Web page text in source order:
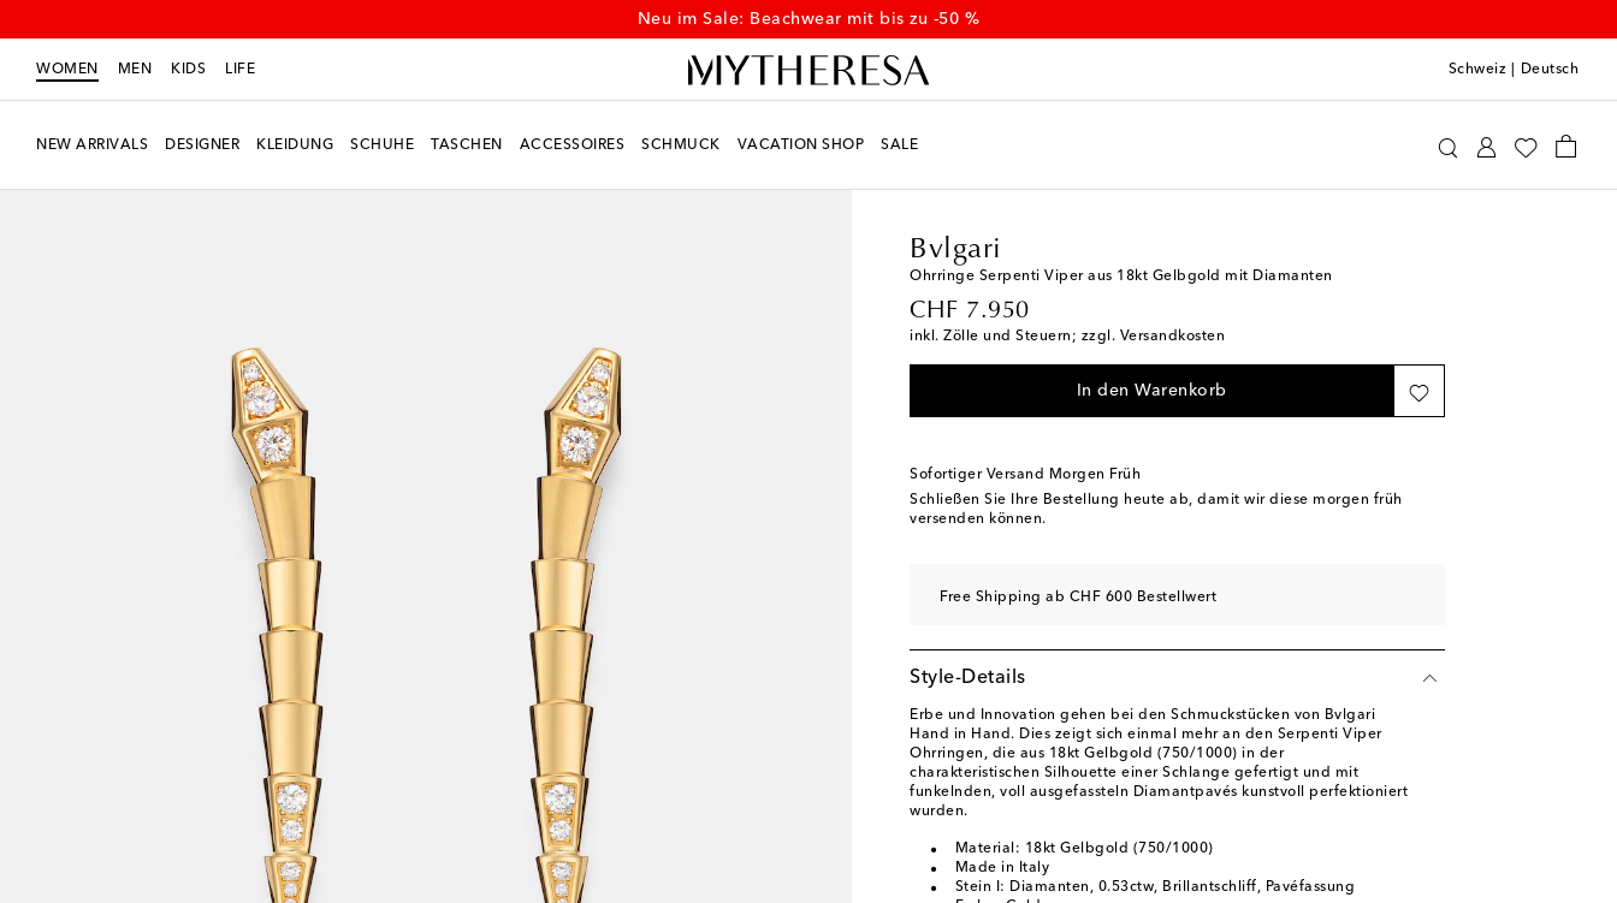
Entdecken Sie weitere Sommer-Styles im Sale
WOMEN MEN KIDS LIFE Schweiz Deutsch
NEW ARRIVALS DESIGNER KLEIDUNG SCHUHE TASCHEN ACCESSOIRES SCHMUCK VACATION SHOP SALE
Bvlgari
Ohrringe Serpenti Viper aus 18kt Gelbgold mit Diamanten
CHF 7.950
original price
inkl. Zölle und Steuern; zzgl. Versandkosten
In den Warenkorb
Sofortiger Versand Morgen Früh
Schließen Sie Ihre Bestellung heute ab, damit wir diese morgen früh
versenden können.
Free Shipping ab CHF 600 Bestellwert
Style-Details
Erbe und Innovation gehen bei den Schmuckstücken von Bvlgari
Hand in Hand. Dies zeigt sich einmal mehr an den Serpenti Viper
Ohrringen, die aus 18kt Gelbgold (750/1000) in der
charakteristischen Silhouette einer Schlange gefertigt und mit
funkelnden, voll ausgefassteln Diamantpavés kunstvoll perfektioniert
wurden.
Material: 18kt Gelbgold (750/1000)
Made in Italy
Stein I: Diamanten, 0.53ctw, Brillantschliff, Pavéfassung